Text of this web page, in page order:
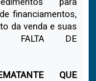
financiamentos,
da venda e suas
FALTA DE
QUE